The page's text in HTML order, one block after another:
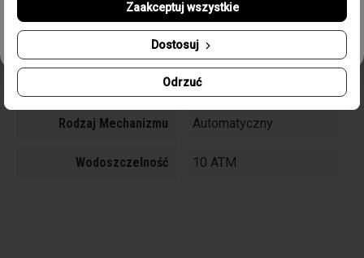
Pasek/Bransoleta Bransoleta stalowa
Rozmiar Koperty 43 mm
Typ Szkła Szafirowane
Rodzaj Mechanizmu Automatyczny
Wodoszczelność 10 ATM
Odrzuć
Dostosuj
Zaakceptuj wszystkie
Odbierz swój kupon!